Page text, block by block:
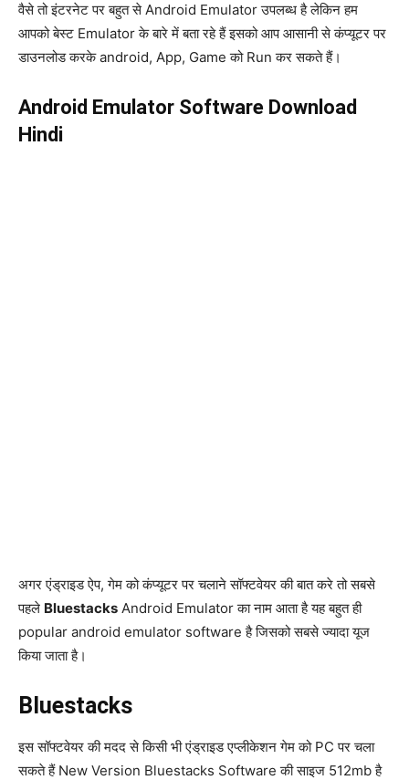
वैसे तो इंटरनेट पर बहुत से Android Emulator उपलब्ध है लेकिन हम
आपको बेस्ट Emulator के बारे में बता रहे हैं इसको आप आसानी से कंप्यूटर पर
डाउनलोड करके android, App, Game को Run कर सकते हैं।
Android Emulator Software Download
Hindi
अगर एंड्राइड ऐप, गेम को कंप्यूटर पर चलाने सॉफ्टवेयर की बात करे तो सबसे
पहले Bluestacks Android Emulator का नाम आता है यह बहुत ही
popular android emulator software है जिसको सबसे ज्यादा यूज
किया जाता है।
Bluestacks
इस सॉफ्टवेयर की मदद से किसी भी एंड्राइड एप्लीकेशन गेम को PC पर चला
सकते हैं New Version Bluestacks Software की साइज 512mb है